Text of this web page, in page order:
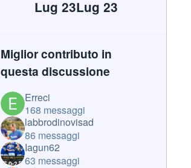
Lug 23Lug 23
Miglior contributo in
questa discussione
Erreci
168 messaggi
labbrodinovisad
86 messaggi
Iagun62
63 messaggi